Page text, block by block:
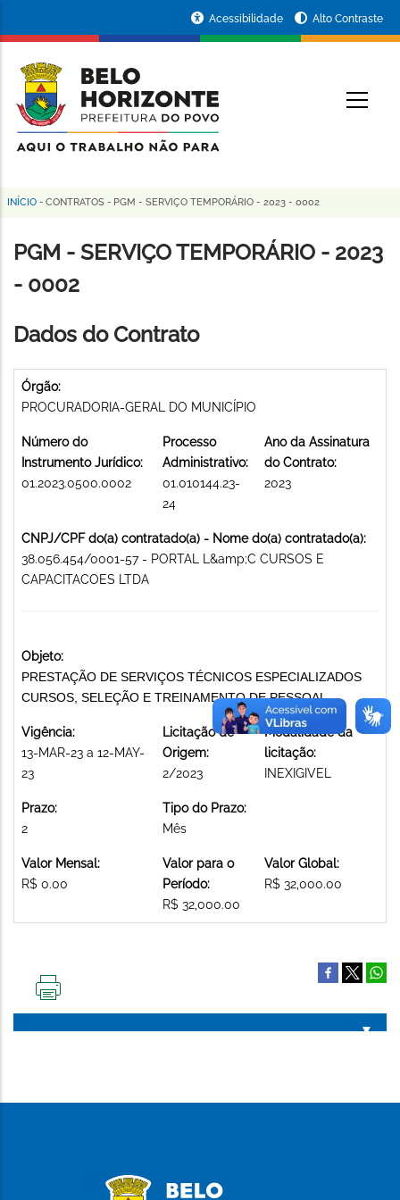
conteúdo
principal
da
Prefeitura
de
Horizonte
Acessibilidade Alto Contraste
Trilha
de
navegação
INÍCIO - CONTRATOS - PGM - SERVIÇO TEMPORÁRIO - 2023 - 0002
PGM - SERVIÇO TEMPORÁRIO - 2023
- 0002
Dados do Contrato
Órgão:
PROCURADORIA-GERAL DO MUNICÍPIO
Número do
Instrumento Jurídico:
01.2023.0500.0002
Processo
Administrativo:
01.010144.23-
24
Ano da Assinatura
do Contrato:
2023
CNPJ/CPF do(a) contratado(a) - Nome do(a) contratado(a):
38.056.454/0001-57 - PORTAL L&amp;C CURSOS E
CAPACITACOES LTDA
Objeto:
PRESTAÇÃO DE SERVIÇOS TÉCNICOS ESPECIALIZADOS
CURSOS, SELEÇÃO E TREINAMENTO DE PESSOAL
Vigência:
13-MAR-23 a 12-MAY-
23
Licitação de
Origem:
2/2023
Modalidade da
licitação:
INEXIGIVEL
Prazo:
2
Tipo do Prazo:
Mês
Valor Mensal:
R$ 0.00
Valor para o
Período:
R$ 32,000.00
Valor Global:
R$ 32,000.00
PÁGINA